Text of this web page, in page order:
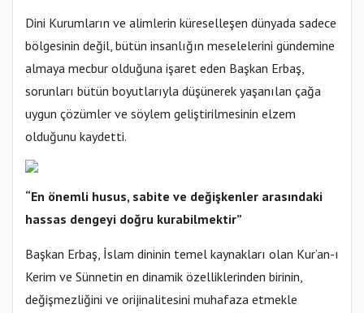
Dini Kurumların ve alimlerin küreselleşen dünyada sadece
bölgesinin değil, bütün insanlığın meselelerini gündemine
almaya mecbur olduğuna işaret eden Başkan Erbaş,
sorunları bütün boyutlarıyla düşünerek yaşanılan çağa
uygun çözümler ve söylem geliştirilmesinin elzem
olduğunu kaydetti.
“En önemli husus, sabite ve değişkenler arasındaki
hassas dengeyi doğru kurabilmektir”
Başkan Erbaş, İslam dininin temel kaynakları olan Kur’an-ı
Kerim ve Sünnetin en dinamik özelliklerinden birinin,
değişmezliğini ve orijinalitesini muhafaza etmekle